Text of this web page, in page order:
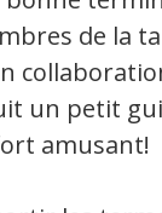
de la
un petit
amusant!